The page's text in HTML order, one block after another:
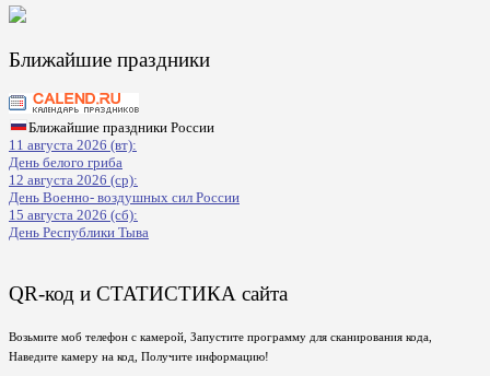
Ближайшие праздники
Ближайшие праздники России
11 августа 2026 (вт):
День белого гриба
12 августа 2026 (ср):
День Военно- воздушных сил России
15 августа 2026 (сб):
День Республики Тыва
QR-код и СТАТИСТИКА сайта
Возьмите моб телефон с камерой, Запустите программу для сканирования кода,
Наведите камеру на код, Получите информацию!